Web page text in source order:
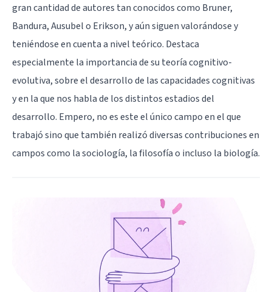
gran cantidad de autores tan conocidos como Bruner,
Bandura, Ausubel o Erikson, y aún siguen valorándose y
teniéndose en cuenta a nivel teórico. Destaca
especialmente la importancia de su teoría cognitivo-
evolutiva, sobre el desarrollo de las capacidades cognitivas
y en la que nos habla de los distintos estadios del
desarrollo. Empero, no es este el único campo en el que
trabajó sino que también realizó diversas contribuciones en
campos como la sociología, la filosofía o incluso la biología.